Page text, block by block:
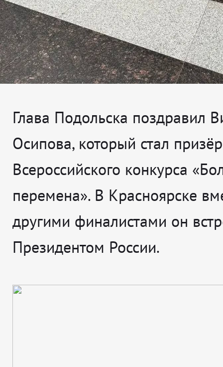
Глава Подольска поздравил
Осипова, который стал
Всероссийского конкурса
перемена». В Красноярске
другими финалистами он
Президентом России.